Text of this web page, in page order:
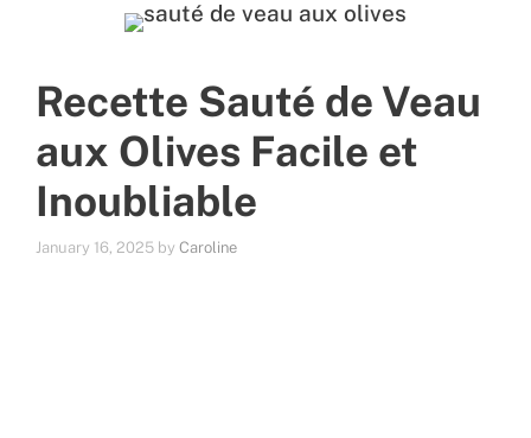
Recette Sauté de Veau
aux Olives Facile et
Inoubliable
January 16, 2025 by Caroline